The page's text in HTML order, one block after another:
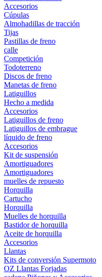
Accesorios
Cúpulas
Almohadillas de tracción
Tijas
Pastillas de freno
calle
Competición
Todoterreno
Discos de freno
Manetas de freno
Latiguillos
Hecho a medida
Accesorios
Latiguillos de freno
Latiguillos de embrague
líquido de freno
Accesorios
Kit de suspensión
Amortiguadores
Amortiguadores
muelles de repuesto
Horquilla
Cartucho
Horquilla
Muelles de horquilla
Bastidor de horquilla
Aceite de horquilla
Accesorios
Llantas
Kits de conversión Supermoto
OZ Llantas Forjadas